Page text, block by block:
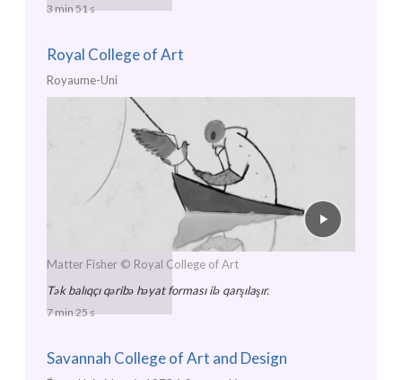
3 min 51 s
Royal College of Art
Royaume-Uni
Matter Fisher © Royal College of Art
Tək balıqçı qəribə həyat forması ilə qarşılaşır.
7 min 25 s
Savannah College of Art and Design